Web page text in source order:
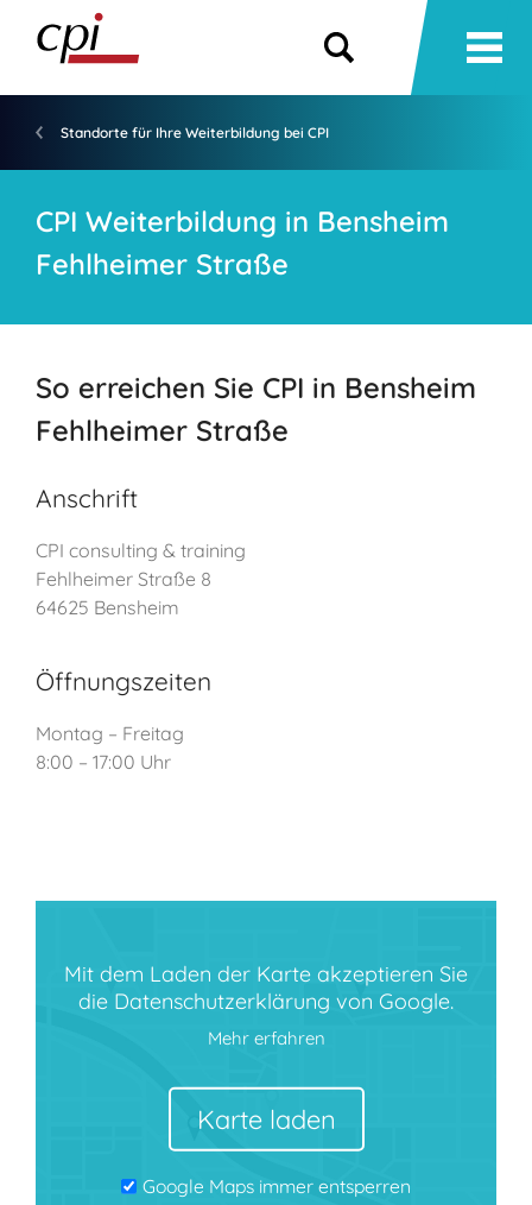
Standorte für Ihre Weiterbildung bei CPI
CPI Weiterbildung in Bensheim
Fehlheimer Straße
So erreichen Sie CPI in Bensheim
Fehlheimer Straße
Anschrift
CPI consulting & training
Fehlheimer Straße 8
64625 Bensheim
Öffnungszeiten
Montag – Freitag
8:00 – 17:00 Uhr
Mit dem Laden der Karte akzeptieren Sie
die Datenschutzerklärung von Google.
Mehr erfahren
Karte laden
Google Maps immer entsperren